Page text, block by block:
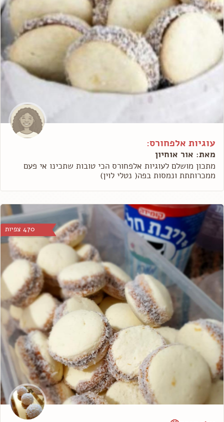
עוגיות אלפחורס:
מאת: אור אוחיון
מתכון מושלם לעוגיות אלפחורס הכי טובות שתכינו אי פעם
ממכרותתת ונמסות בפה( נטלי לוין)
470 צפיות